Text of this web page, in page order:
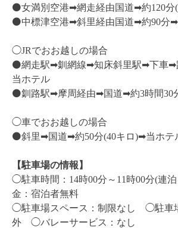
⚫️女満別空港➡︎網走経由国道➡︎約120分
⚫️中標津空港➡︎斜里経由国道➡︎約90分
◯JRでおお越しの場合
⚫️網走駅➡︎釧網線➡︎知床斜里駅➡︎下車
当ホテル
⚫️釧路駅➡︎摩周経由➡︎国道➡︎約3時間30
◯車でおお越しの場合
⚫️斜里➡︎国道➡︎約50分(40キロ)➡︎当ホテ
【駐車場の情報】
◯駐車時間：14時00分～11時00分(
金：宿泊者無料
◯駐車場スペース：制限なし ◯駐車
外 ◯バレーサービス：なし